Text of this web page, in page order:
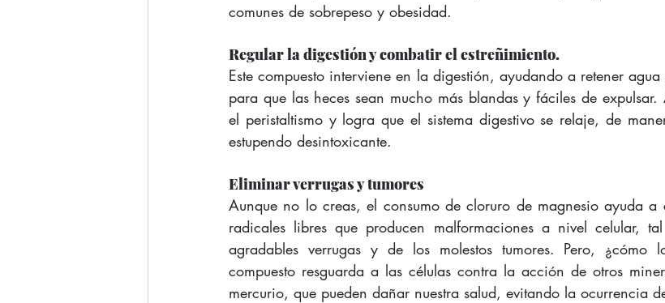
comunes de sobrepeso y obesidad.
Regular la digestión y combatir el estreñimiento.
Este compuesto interviene en la digestión, ayudando a retener
para que las heces sean mucho más blandas y fáciles de expulsar.
el peristaltismo y logra que el sistema digestivo se relaje, de
estupendo desintoxicante.
Eliminar verrugas y tumores
Aunque no lo creas, el consumo de cloruro de magnesio ayuda
radicales libres que producen malformaciones a nivel celular,
agradables verrugas y de los molestos tumores. Pero, ¿cómo
compuesto resguarda a las células contra la acción de otros
mercurio, que pueden dañar nuestra salud, evitando la ocurrencia